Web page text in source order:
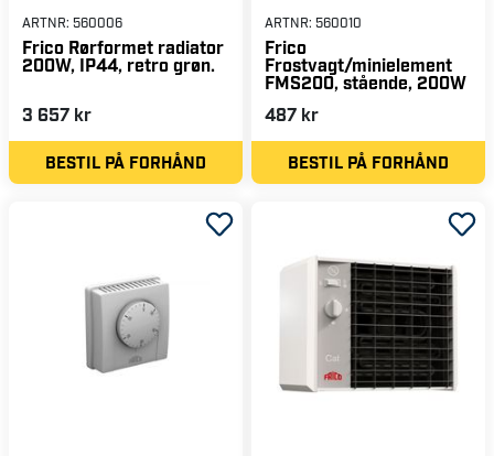
ARTNR: 560006
Frico Rørformet radiator
200W, IP44, retro grøn.
3 657 kr
BESTIL PÅ FORHÅND
ARTNR: 560010
Frico
Frostvagt/minielement
FMS200, stående, 200W
487 kr
BESTIL PÅ FORHÅND